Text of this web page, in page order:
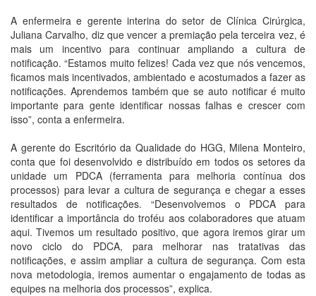
A enfermeira e gerente interina do setor de Clínica Cirúrgica,
Juliana Carvalho, diz que vencer a premiação pela terceira vez, é
mais um incentivo para continuar ampliando a cultura de
notificação. “Estamos muito felizes! Cada vez que nós vencemos,
ficamos mais incentivados, ambientado e acostumados a fazer as
notificações. Aprendemos também que se auto notificar é muito
importante para gente identificar nossas falhas e crescer com
isso”, conta a enfermeira.
A gerente do Escritório da Qualidade do HGG, Milena Monteiro,
conta que foi desenvolvido e distribuído em todos os setores da
unidade um PDCA (ferramenta para melhoria contínua dos
processos) para levar a cultura de segurança e chegar a esses
resultados de notificações. “Desenvolvemos o PDCA para
identificar a importância do troféu aos colaboradores que atuam
aqui. Tivemos um resultado positivo, que agora iremos girar um
novo ciclo do PDCA, para melhorar nas tratativas das
notificações, e assim ampliar a cultura de segurança. Com esta
nova metodologia, iremos aumentar o engajamento de todas as
equipes na melhoria dos processos”, explica.